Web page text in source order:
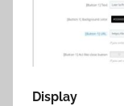
Display